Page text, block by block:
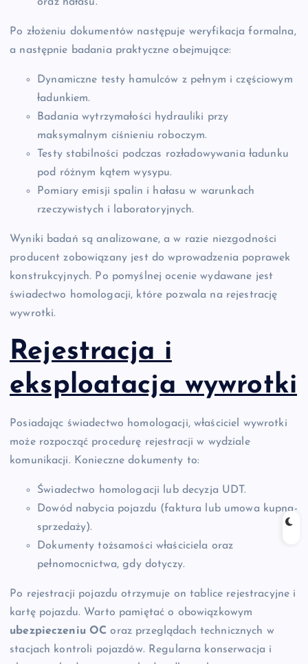
Po złożeniu dokumentów następuje weryfikacja formalna,
a następnie badania praktyczne obejmujące:
Dynamiczne testy hamulców z pełnym i częściowym
ładunkiem.
Badania wytrzymałości hydrauliki przy
maksymalnym ciśnieniu roboczym.
Testy stabilności podczas rozładowywania ładunku
pod różnym kątem wysypu.
Pomiary emisji spalin i hałasu w warunkach
rzeczywistych i laboratoryjnych.
Wyniki badań są analizowane, a w razie niezgodności
producent zobowiązany jest do wprowadzenia poprawek
konstrukcyjnych. Po pomyślnej ocenie wydawane jest
świadectwo homologacji, które pozwala na rejestrację
wywrotki.
Rejestracja i
eksploatacja wywrotki
Posiadając świadectwo homologacji, właściciel wywrotki
może rozpocząć procedurę rejestracji w wydziale
komunikacji. Konieczne dokumenty to:
Świadectwo homologacji lub decyzja UDT.
Dowód nabycia pojazdu (faktura lub umowa kupna-
sprzedaży).
Dokumenty tożsamości właściciela oraz
pełnomocnictwa, gdy dotyczy.
Po rejestracji pojazdu otrzymuje on tablice rejestracyjne i
kartę pojazdu. Warto pamiętać o obowiązkowym
ubezpieczeniu OC oraz przeglądach technicznych w
stacjach kontroli pojazdów. Regularna konserwacja i